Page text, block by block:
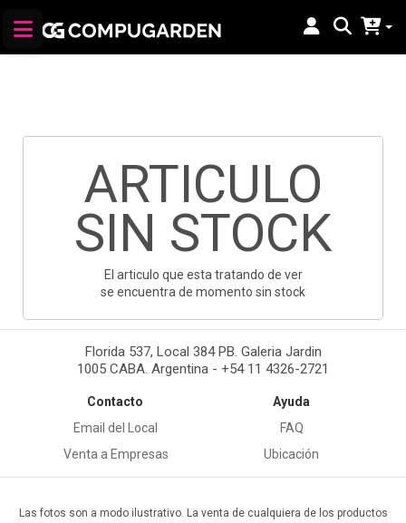
ARTICULO
SIN STOCK
El articulo que esta tratando de ver
se encuentra de momento sin stock
Florida 537, Local 384 PB. Galeria Jardin
1005 CABA. Argentina - +54 11 4326-2721
Contacto
Email del Local
Venta a Empresas
Ayuda
FAQ
Ubicación
Las fotos son a modo ilustrativo. La venta de cualquiera de los productos